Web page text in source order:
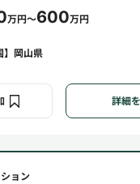
万円～600万円
】岡山県
詳細
ョン